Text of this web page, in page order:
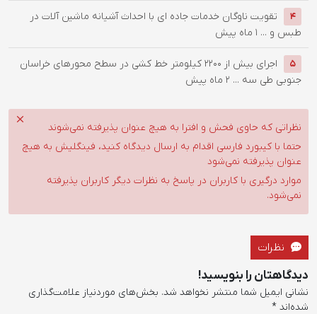
4
تقویت ناوگان خدمات جاده ای با احداث آشیانه ماشین آلات در
طبس و ... 1 ماه پیش
5
اجرای بیش از 2200 کیلومتر خط کشی در سطح محورهای خراسان
جنوبی طی سه ... 2 ماه پیش
نظراتی که حاوی فحش و افترا به هیچ عنوان پذیرفته نمی‌شوند
حتما با کیبورد فارسی اقدام به ارسال دیدگاه کنید، فینگلیش به هیچ
عنوان پذیرفته نمی‌شود
موارد درگیری با کاربران در پاسخ به نظرات دیگر کاربران پذیرفته
نمی‌شود.
نظرات
دیدگاهتان را بنویسید!
نشانی ایمیل شما منتشر نخواهد شد. بخش‌های موردنیاز علامت‌گذاری
شده‌اند *